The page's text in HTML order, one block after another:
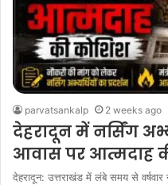
parvatsankalp 2 weeks ago
देहरादून में नर्सिंग
आवास पर आत्मदाह
देहरादून: उत्तराखंड में लंबे समय से